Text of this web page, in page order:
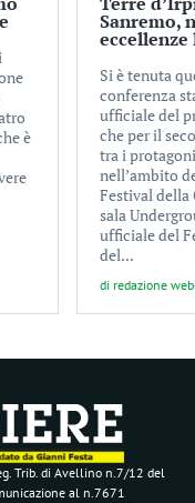
è
Sanremo,
Si è tenuta
conferenza
ufficiale del
che per il
tra i
nell’ambito
Festival della
sala
ufficiale del
del...
di redazione web
Trib. di Avellino n.7/12 del
al n.7671